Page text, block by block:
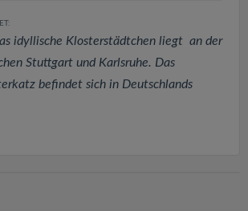
idyllische Klosterstädtchen liegt an der
Stuttgart und Karlsruhe. Das
befindet sich in Deutschlands